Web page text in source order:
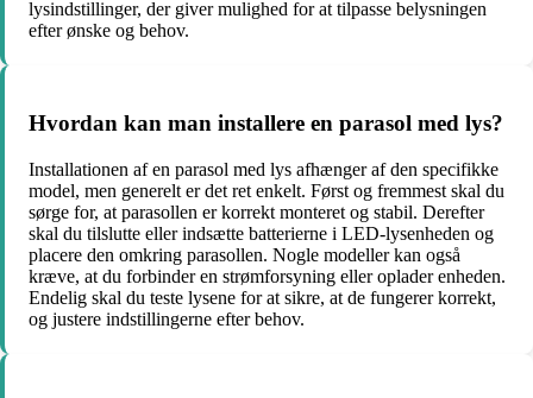
lysindstillinger, der giver mulighed for at tilpasse belysningen
efter ønske og behov.
Hvordan kan man installere en parasol med lys?
Installationen af en parasol med lys afhænger af den specifikke
model, men generelt er det ret enkelt. Først og fremmest skal du
sørge for, at parasollen er korrekt monteret og stabil. Derefter
skal du tilslutte eller indsætte batterierne i LED-lysenheden og
placere den omkring parasollen. Nogle modeller kan også
kræve, at du forbinder en strømforsyning eller oplader enheden.
Endelig skal du teste lysene for at sikre, at de fungerer korrekt,
og justere indstillingerne efter behov.